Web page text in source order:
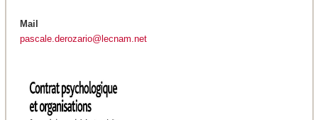
Mail
pascale.derozario@lecnam.net